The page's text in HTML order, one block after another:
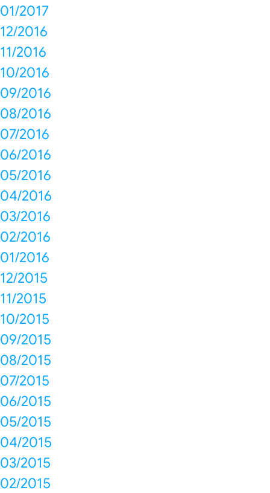
01/2017
12/2016
11/2016
10/2016
09/2016
08/2016
07/2016
06/2016
05/2016
04/2016
03/2016
02/2016
01/2016
12/2015
11/2015
10/2015
09/2015
08/2015
07/2015
06/2015
05/2015
04/2015
03/2015
02/2015